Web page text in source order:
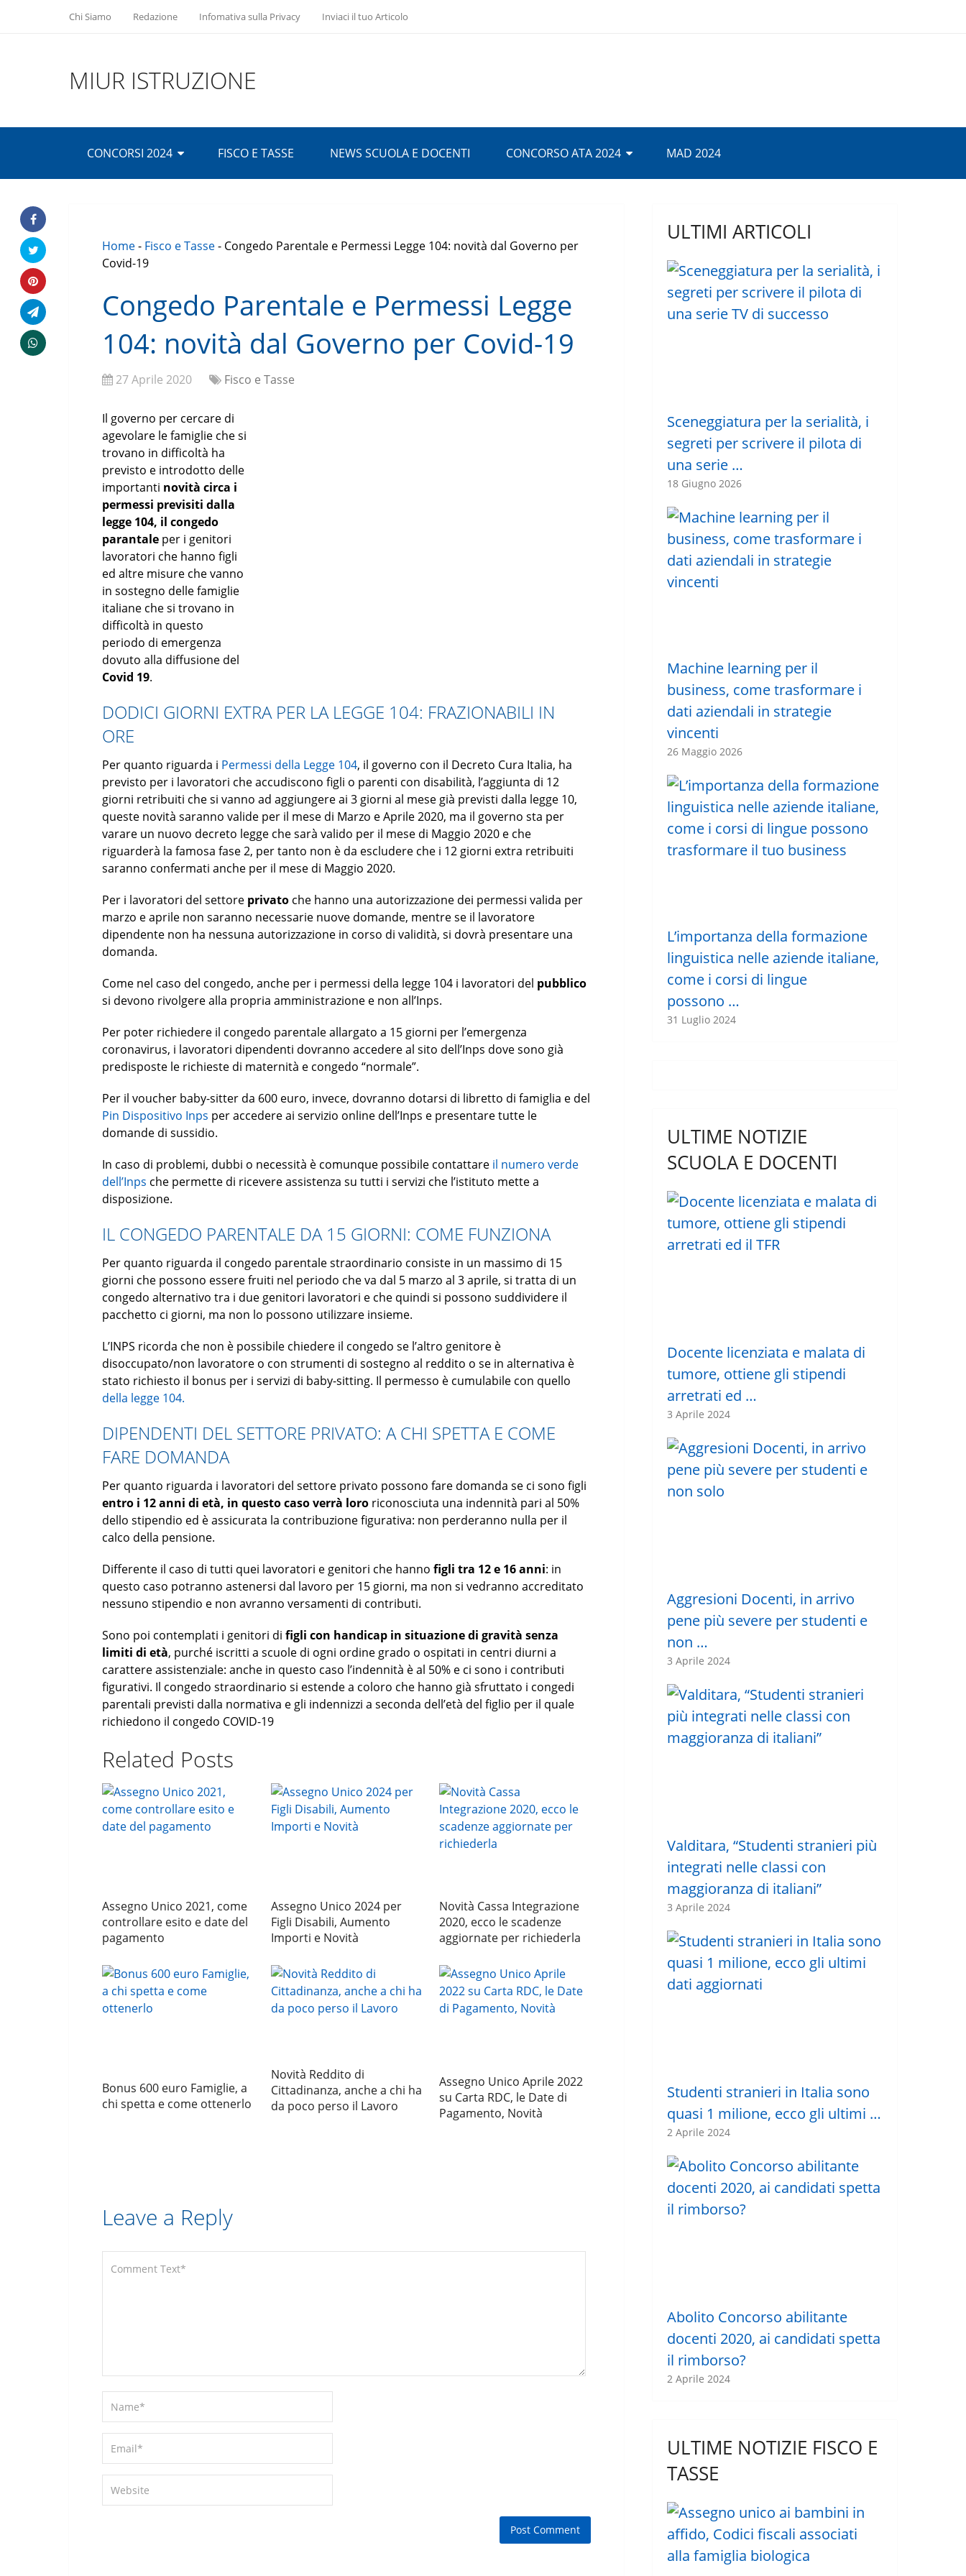
Chi Siamo Redazione Infomativa sulla Privacy Inviaci il tuo Articolo
MIUR ISTRUZIONE
CONCORSI 2024 FISCO E TASSE NEWS SCUOLA E DOCENTI CONCORSO ATA 2024 MAD 2024
Home- Fisco e Tasse- Congedo Parentale e Permessi Legge 104: novità dal Governo per
Covid-19
Congedo Parentale e Permessi Legge
104: novità dal Governo per Covid-19
27 Aprile 2020 Fisco e Tasse
Il governo per cercare di
agevolare le famiglie che si
trovano in difficoltà ha
previsto e introdotto delle
importanti novità circa i
permessi previsiti dalla
legge 104, il congedo
parantale per i genitori
lavoratori che hanno figli
ed altre misure che vanno
in sostegno delle famiglie
italiane che si trovano in
difficoltà in questo
periodo di emergenza
dovuto alla diffusione del
Covid 19.
DODICI GIORNI EXTRA PER LA LEGGE 104: FRAZIONABILI IN
ORE
Per quanto riguarda i Permessi della Legge 104, il governo con il Decreto Cura Italia, ha
previsto per i lavoratori che accudiscono figli o parenti con disabilità, l’aggiunta di 12
giorni retribuiti che si vanno ad aggiungere ai 3 giorni al mese già previsti dalla legge 10,
queste novità saranno valide per il mese di Marzo e Aprile 2020, ma il governo sta per
varare un nuovo decreto legge che sarà valido per il mese di Maggio 2020 e che
riguarderà la famosa fase 2, per tanto non è da escludere che i 12 giorni extra retribuiti
saranno confermati anche per il mese di Maggio 2020.
Per i lavoratori del settore privato che hanno una autorizzazione dei permessi valida per
marzo e aprile non saranno necessarie nuove domande, mentre se il lavoratore
dipendente non ha nessuna autorizzazione in corso di validità, si dovrà presentare una
domanda.
Come nel caso del congedo, anche per i permessi della legge 104 i lavoratori del pubblico
si devono rivolgere alla propria amministrazione e non all’Inps.
Per poter richiedere il congedo parentale allargato a 15 giorni per l’emergenza
coronavirus, i lavoratori dipendenti dovranno accedere al sito dell’Inps dove sono già
predisposte le richieste di maternità e congedo “normale”.
Per il voucher baby-sitter da 600 euro, invece, dovranno dotarsi di libretto di famiglia e del
Pin Dispositivo Inps per accedere ai servizio online dell’Inps e presentare tutte le
domande di sussidio.
In caso di problemi, dubbi o necessità è comunque possibile contattare il numero verde
dell’Inps che permette di ricevere assistenza su tutti i servizi che l’istituto mette a
disposizione.
IL CONGEDO PARENTALE DA 15 GIORNI: COME FUNZIONA
Per quanto riguarda il congedo parentale straordinario consiste in un massimo di 15
giorni che possono essere fruiti nel periodo che va dal 5 marzo al 3 aprile, si tratta di un
congedo alternativo tra i due genitori lavoratori e che quindi si possono suddividere il
pacchetto ci giorni, ma non lo possono utilizzare insieme.
L’INPS ricorda che non è possibile chiedere il congedo se l’altro genitore è
disoccupato/non lavoratore o con strumenti di sostegno al reddito o se in alternativa è
stato richiesto il bonus per i servizi di baby-sitting. Il permesso è cumulabile con quello
della legge 104.
DIPENDENTI DEL SETTORE PRIVATO: A CHI SPETTA E COME
FARE DOMANDA
Per quanto riguarda i lavoratori del settore privato possono fare domanda se ci sono figli
entro i 12 anni di età, in questo caso verrà loro riconosciuta una indennità pari al 50%
dello stipendio ed è assicurata la contribuzione figurativa: non perderanno nulla per il
calco della pensione.
Differente il caso di tutti quei lavoratori e genitori che hanno figli tra 12 e 16 anni: in
questo caso potranno astenersi dal lavoro per 15 giorni, ma non si vedranno accreditato
nessuno stipendio e non avranno versamenti di contributi.
Sono poi contemplati i genitori di figli con handicap in situazione di gravità senza
limiti di età, purché iscritti a scuole di ogni ordine grado o ospitati in centri diurni a
carattere assistenziale: anche in questo caso l’indennità è al 50% e ci sono i contributi
figurativi. Il congedo straordinario si estende a coloro che hanno già sfruttato i congedi
parentali previsti dalla normativa e gli indennizzi a seconda dell’età del figlio per il quale
richiedono il congedo COVID-19
Related Posts
Assegno Unico 2021, come
controllare esito e date del
pagamento
Assegno Unico 2024 per
Figli Disabili, Aumento
Importi e Novità
Novità Cassa Integrazione
2020, ecco le scadenze
aggiornate per richiederla
Bonus 600 euro Famiglie, a
chi spetta e come ottenerlo
Novità Reddito di
Cittadinanza, anche a chi ha
da poco perso il Lavoro
Assegno Unico Aprile 2022
su Carta RDC, le Date di
Pagamento, Novità
Leave a Reply
ULTIMI ARTICOLI
Sceneggiatura per la serialità, i
segreti per scrivere il pilota di
una serie …
18 Giugno 2026
Machine learning per il
business, come trasformare i
dati aziendali in strategie
vincenti
26 Maggio 2026
L’importanza della formazione
linguistica nelle aziende italiane,
come i corsi di lingue
possono …
31 Luglio 2024
ULTIME NOTIZIE
SCUOLA E DOCENTI
Docente licenziata e malata di
tumore, ottiene gli stipendi
arretrati ed …
3 Aprile 2024
Aggresioni Docenti, in arrivo
pene più severe per studenti e
non …
3 Aprile 2024
Valditara, “Studenti stranieri più
integrati nelle classi con
maggioranza di italiani”
3 Aprile 2024
Studenti stranieri in Italia sono
quasi 1 milione, ecco gli ultimi …
2 Aprile 2024
Abolito Concorso abilitante
docenti 2020, ai candidati spetta
il rimborso?
2 Aprile 2024
ULTIME NOTIZIE FISCO E
TASSE